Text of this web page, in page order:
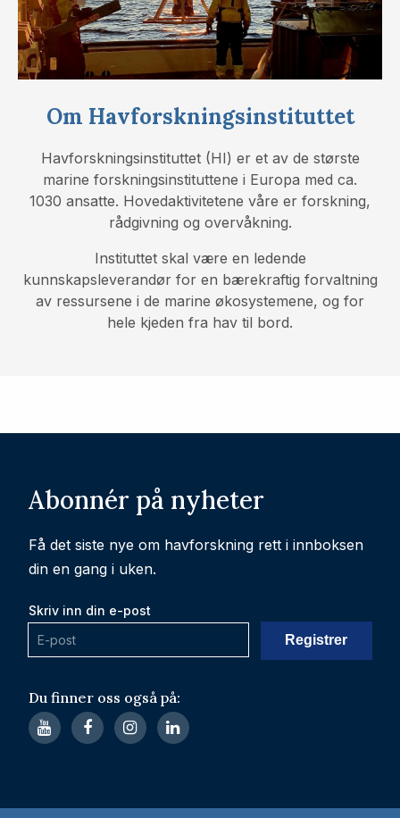
Om Havforskningsinstituttet
Havforskningsinstituttet (HI) er et av de største
marine forskningsinstituttene i Europa med ca.
1030 ansatte. Hovedaktivitetene våre er forskning,
rådgivning og overvåkning.
Instituttet skal være en ledende
kunnskapsleverandør for en bærekraftig forvaltning
av ressursene i de marine økosystemene, og for
hele kjeden fra hav til bord.
Du finner oss også på:
Abonnér på nyheter
Få det siste nye om havforskning rett i innboksen
din en gang i uken.
Skriv inn din e-post